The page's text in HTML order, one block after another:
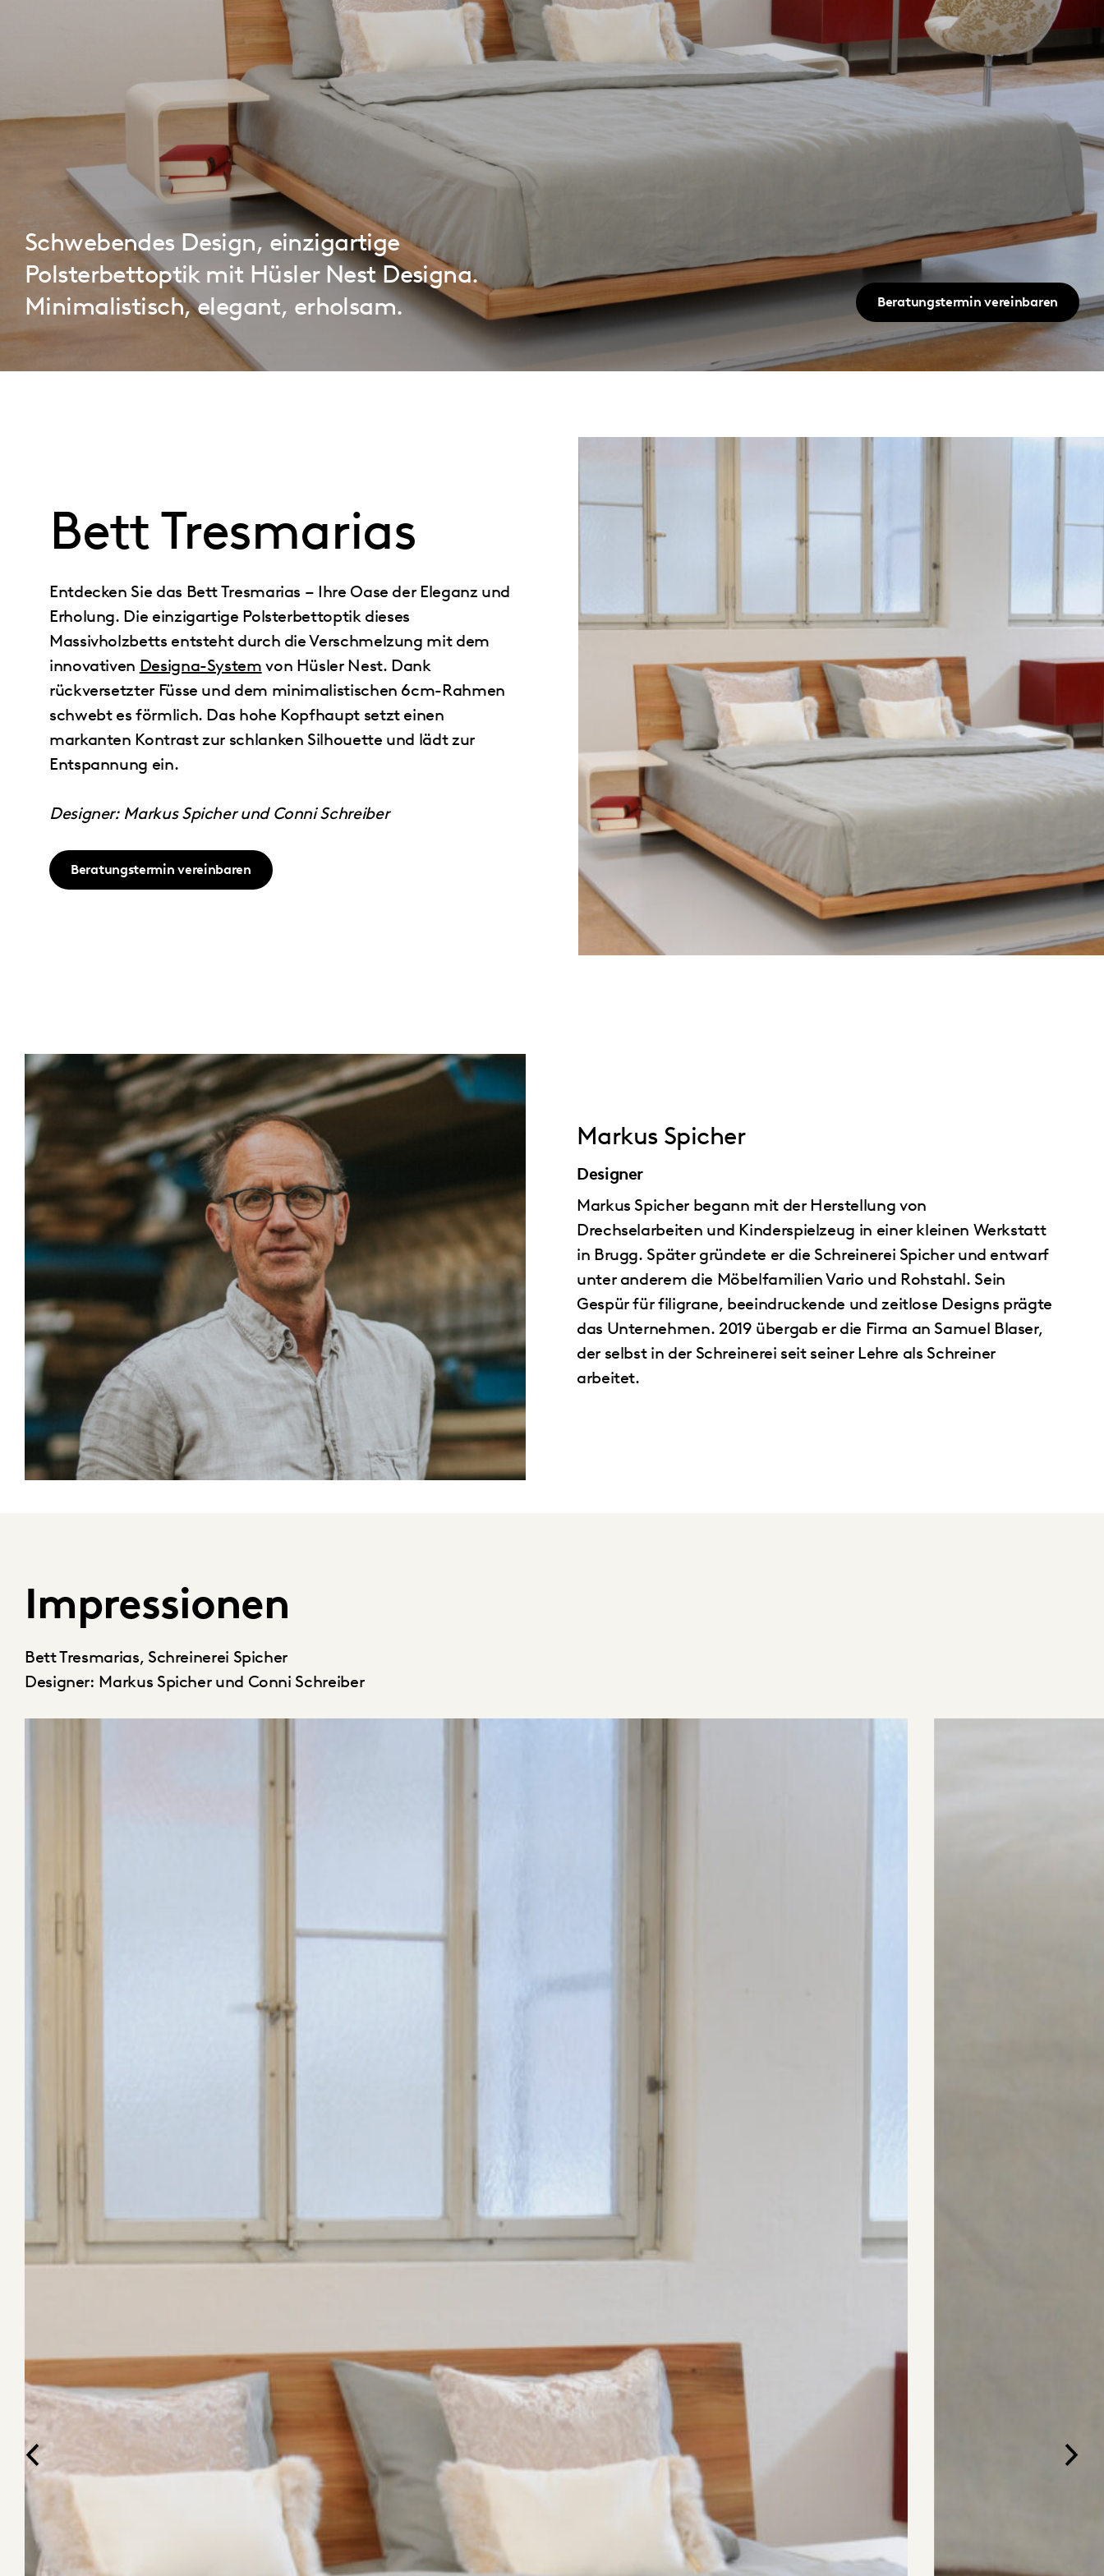
Schwebendes Design, einzigartige
Polsterbettoptik mit Hüsler Nest Designa.
Minimalistisch, elegant, erholsam.
Beratungstermin vereinbaren
Bett Tresmarias
Entdecken Sie das Bett Tresmarias – Ihre Oase der Eleganz und
Erholung. Die einzigartige Polsterbettoptik dieses
Massivholzbetts entsteht durch die Verschmelzung mit dem
innovativen Designa-System von Hüsler Nest. Dank
rückversetzter Füsse und dem minimalistischen 6cm-Rahmen
schwebt es förmlich. Das hohe Kopfhaupt setzt einen
markanten Kontrast zur schlanken Silhouette und lädt zur
Entspannung ein.
Designer: Markus Spicher und Conni Schreiber
Beratungstermin vereinbaren
Markus Spicher
Designer
Markus Spicher begann mit der Herstellung von
Drechselarbeiten und Kinderspielzeug in einer kleinen Werkstatt
in Brugg. Später gründete er die Schreinerei Spicher und entwarf
unter anderem die Möbelfamilien Vario und Rohstahl. Sein
Gespür für filigrane, beeindruckende und zeitlose Designs prägte
das Unternehmen. 2019 übergab er die Firma an Samuel Blaser,
der selbst in der Schreinerei seit seiner Lehre als Schreiner
arbeitet.
Impressionen
Bett Tresmarias, Schreinerei Spicher
Designer: Markus Spicher und Conni Schreiber